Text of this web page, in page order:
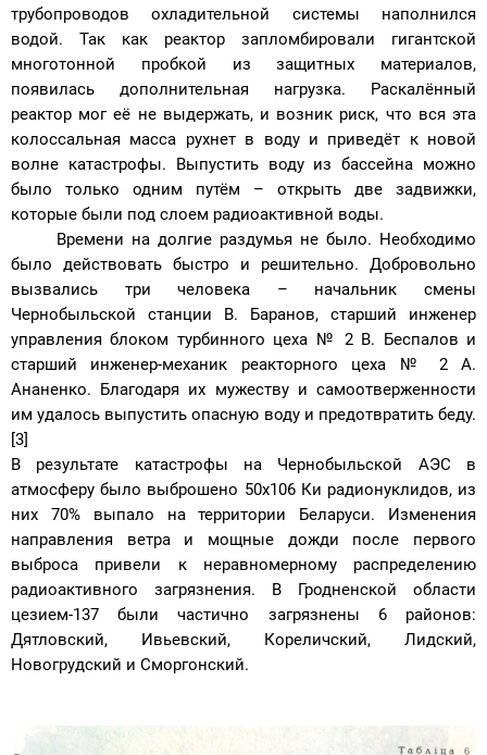
трубопроводов охладительной системы наполнился
водой. Так как реактор запломбировали гигантской
многотонной пробкой из защитных материалов,
появилась дополнительная нагрузка. Раскалённый
реактор мог её не выдержать, и возник риск, что вся эта
колоссальная масса рухнет в воду и приведёт к новой
волне катастрофы. Выпустить воду из бассейна можно
было только одним путём – открыть две задвижки,
которые были под слоем радиоактивной воды.
Времени на долгие раздумья не было. Необходимо
было действовать быстро и решительно. Добровольно
вызвались три человека – начальник смены
Чернобыльской станции В. Баранов, старший инженер
управления блоком турбинного цеха № 2 В. Беспалов и
старший инженер-механик реакторного цеха № 2 А.
Ананенко. Благодаря их мужеству и самоотверженности
им удалось выпустить опасную воду и предотвратить беду.
[3]
В результате катастрофы на Чернобыльской АЭС в
атмосферу было выброшено 50х106 Ки радионуклидов, из
них 70% выпало на территории Беларуси. Изменения
направления ветра и мощные дожди после первого
выброса привели к неравномерному распределению
радиоактивного загрязнения. В Гродненской области
цезием-137 были частично загрязнены 6 районов:
Дятловский, Ивьевский, Кореличский, Лидский,
Новогрудский и Сморгонский.